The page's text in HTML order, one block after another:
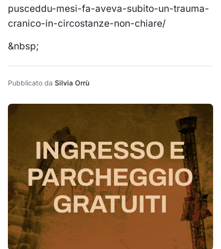
pusceddu-mesi-fa-aveva-subito-un-trauma-
cranico-in-circostanze-non-chiare/
&nbsp;
Pubblicato da Silvia Orrù